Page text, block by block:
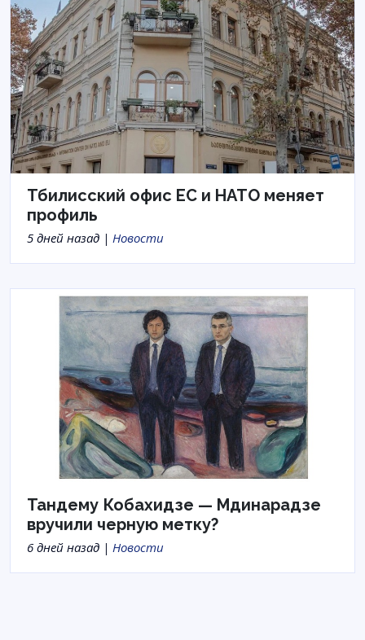
Тбилисский офис ЕС и НАТО меняет
профиль
5 дней назад | Новости
Тандему Кобахидзе — Мдинарадзе
вручили черную метку?
6 дней назад | Новости